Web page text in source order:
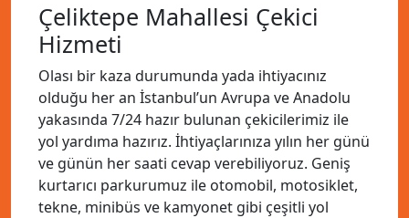
Çeliktepe Mahallesi Çekici
Hizmeti
Olası bir kaza durumunda yada ihtiyacınız
olduğu her an İstanbul’un Avrupa ve Anadolu
yakasında 7/24 hazır bulunan çekicilerimiz ile
yol yardıma hazırız. İhtiyaçlarınıza yılın her günü
ve günün her saati cevap verebiliyoruz. Geniş
kurtarıcı parkurumuz ile otomobil, motosiklet,
tekne, minibüs ve kamyonet gibi çeşitli yol